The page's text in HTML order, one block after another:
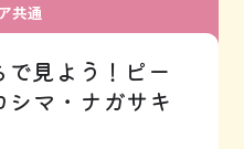
共通
見よう！ピー
マ・ナガサキ